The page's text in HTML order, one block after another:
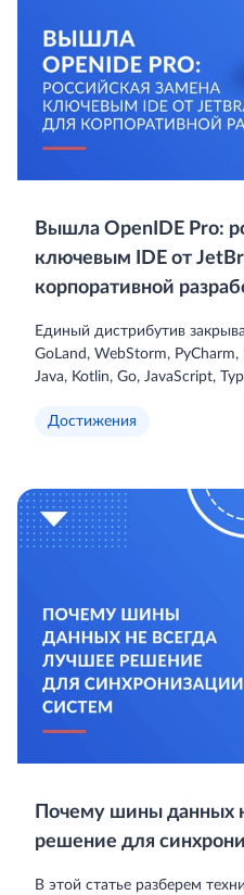
Вышла OpenIDE Pro:
ключевым IDE от
корпоративной
Единый дистрибутив
GoLand, WebStorm,
Java, Kotlin, Go, JavaScript,
Достижения
Почему шины данных
решение для
В этой статье разберем